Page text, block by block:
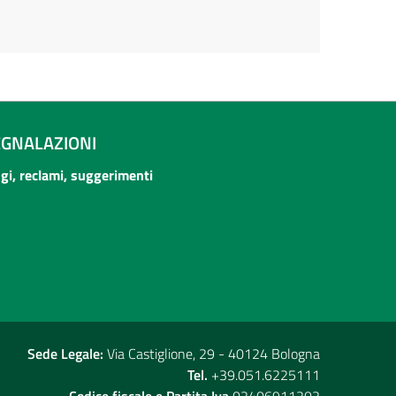
reclami, suggerimenti
Sede Legale: Via Castiglione, 29 - 40124 Bologna
Tel. +39.051.6225111